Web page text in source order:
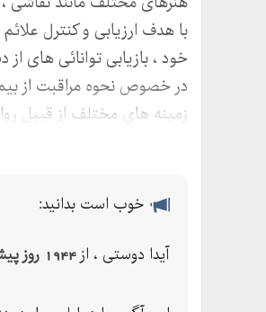
با هدف ارزیابی و کنترل
خود ، بازیابی توانائی های
در خصوص نحوه مراقبت از
زمینه های مختلف از قبیل
تلفن:
همراه:
آیدا دوستی
خوب است بدانید:
آیدا دوستی ، از 1944 روز پیش